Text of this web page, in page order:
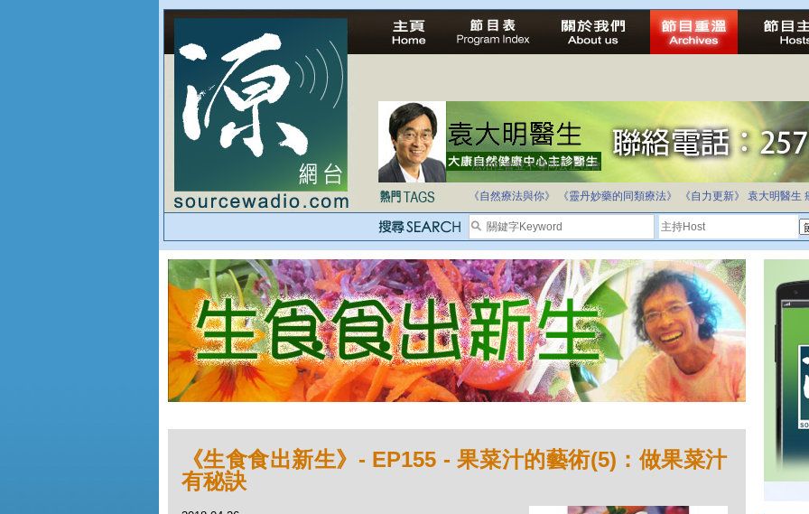
法治社會並不等同公正社會
自家教育合法化-推動多元化教育，全民學卷制
《自然療法與你》
《靈丹妙藥的同類療法》 《自力更新》 袁大明醫生
《生食食出新生》- EP155 - 果菜汁的藝術(5)：做果菜汁
有秘訣